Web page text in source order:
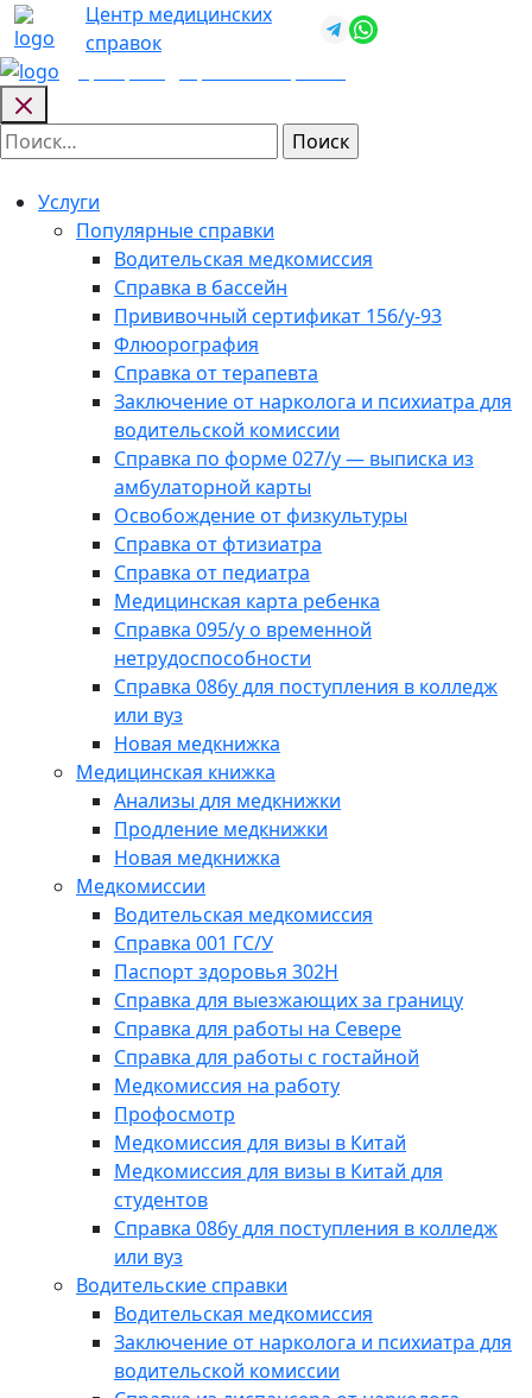
Skip
to
content
Центр медицинских
справок
Найти:
Услуги
Популярные справки
Водительская медкомиссия
Справка в бассейн
Прививочный сертификат 156/у-93
Флюорография
Справка от терапевта
Заключение от нарколога и психиатра для
водительской комиссии
Справка по форме 027/у — выписка из
амбулаторной карты
Освобождение от физкультуры
Справка от фтизиатра
Справка от педиатра
Медицинская карта ребенка
Справка 095/у о временной
нетрудоспособности
Справка 086у для поступления в колледж
или вуз
Новая медкнижка
Медицинская книжка
Анализы для медкнижки
Продление медкнижки
Новая медкнижка
Медкомиссии
Водительская медкомиссия
Справка 001 ГС/У
Паспорт здоровья 302Н
Справка для выезжающих за границу
Справка для работы на Севере
Справка для работы с гостайной
Медкомиссия на работу
Профосмотр
Медкомиссия для визы в Китай
Медкомиссия для визы в Китай для
студентов
Справка 086у для поступления в колледж
или вуз
Водительские справки
Водительская медкомиссия
Заключение от нарколога и психиатра для
водительской комиссии